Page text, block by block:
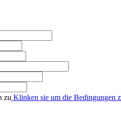
zu Klinken sie um die Bedingungen